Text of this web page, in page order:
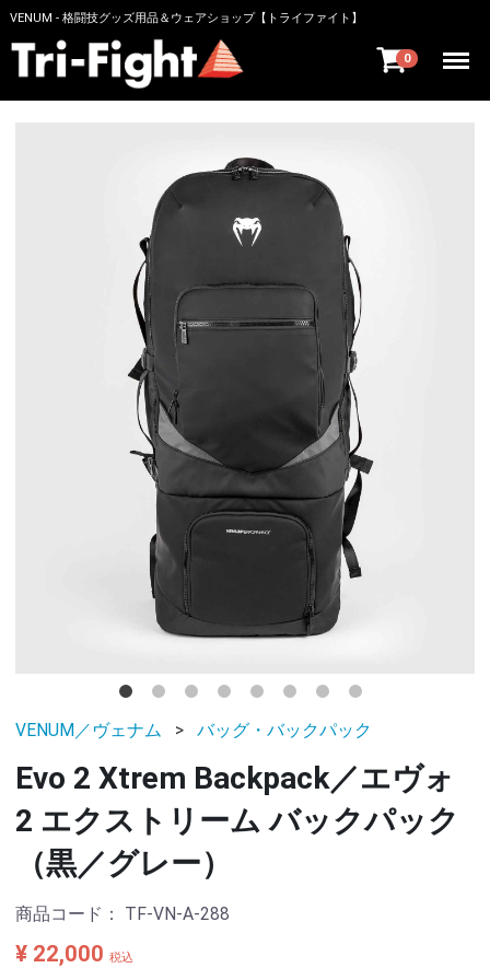
VENUM - 格闘技グッズ用品＆ウェアショップ【トライファイト】
0 Menu
VENUM／ヴェナム バッグ・バックパック
Evo 2 Xtrem Backpack／エヴォ
2 エクストリーム バックパック
（黒／グレー）
商品コード： TF-VN-A-288
¥ 22,000 税込